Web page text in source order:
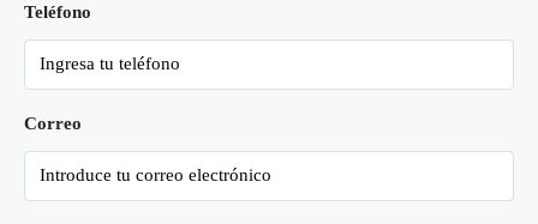
Teléfono
Correo